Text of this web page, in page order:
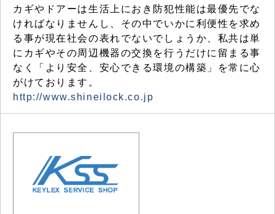
カギやドアーは生活上におき防犯性能は最優先でな
ければなりませんし、その中でいかに利便性を求め
る事が現在社会の表れでないでしょうか、私共は単
にカギやその周辺機器の交換を行うだけに留まる事
なく「より安全、安心できる環境の構築」を常に心
がけております。
http://www.shineilock.co.jp